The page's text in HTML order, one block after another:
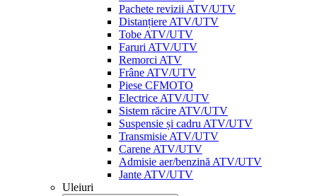
Pachete revizii ATV/UTV
Distanțiere ATV/UTV
Tobe ATV/UTV
Faruri ATV/UTV
Remorci ATV
Frâne ATV/UTV
Piese CFMOTO
Electrice ATV/UTV
Sistem răcire ATV/UTV
Suspensie și cadru ATV/UTV
Transmisie ATV/UTV
Carene ATV/UTV
Admisie aer/benzină ATV/UTV
Jante ATV/UTV
Uleiuri